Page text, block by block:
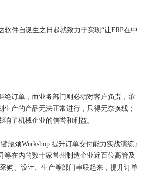
件自诞生之日起就致力于实现“让ERP在中
订单，而业务部门则必须对客户负责，承
产的产品无法正常进行，只得无奈换线；
了机械企业的信誉和利益。
颈Workshop 提升订单交付能力实战演练』
在内的数十家常州制造企业近百位高管及
购、设计、生产等部门串联起来，提升订单